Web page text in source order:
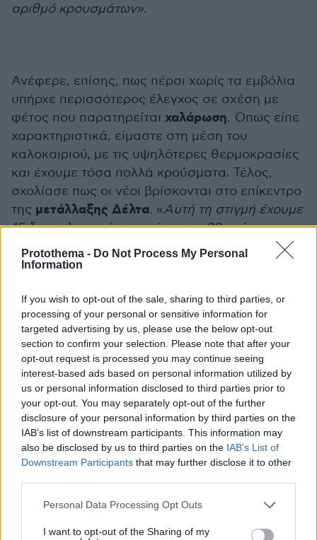
Protothema - Do Not Process My Personal
Information
If you wish to opt-out of the sale, sharing to third parties, or
processing of your personal or sensitive information for
targeted advertising by us, please use the below opt-out
section to confirm your selection. Please note that after your
opt-out request is processed you may continue seeing
interest-based ads based on personal information utilized by
us or personal information disclosed to third parties prior to
your opt-out. You may separately opt-out of the further
disclosure of your personal information by third parties on the
IAB’s list of downstream participants. This information may
also be disclosed by us to third parties on the IAB’s List of
Downstream Participants that may further disclose it to other
Please note that this website/app uses one or more Google
not limited to your visit or usage behaviour. You may click to
Personal Data Processing Opt Outs
I want to opt-out of the Sharing of my
αριθμό κρουσμάτων».
Ανέφερε, επίσης, πως πέρσι χωρίς τα εμβόλια
υπήρχε περισσότερος έλεγχος σε σχέση με
φέτος που παρατηρείται χαλάρωση. Όπως είπε
χαρακτηριστικά, είμαστε στη μέση του
καλοκαιριού, με τις υψηλότερες θερμοκρασίες
και έχουμε τόσα πολλά κρούσματα. Τέλος,
σχολίασε πως οι νέοι βρίσκονται στο επίκεντρο
της μετάλλαξης Δέλτα. «Αυτή τη στιγμή έχουμε
15 διασωληνωμένους κάτω των 39 ετών».
Για το θέμα εμβολιασμού των παιδιών, ο κ.
εμβολιάσουμε και τα παιδιά, αν θέλουμε να
ξεπεράσουμε το 80% της ανοσίας.
Πηγή:skai.gr
Ειδήσεις σήμερα:
Η Κάρε Ότις μήνυσε τον «Γουάινστιν της
μόδας» - «Με βίαζε κάθε φορά που η
Εβαντζελίστα έφευγε από το διαμέρισμα»